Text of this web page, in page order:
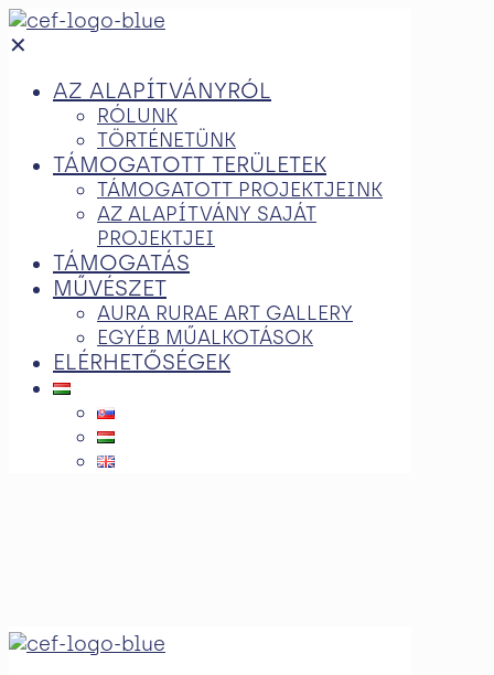
✕
AZ ALAPÍTVÁNYRÓL
RÓLUNK
TÖRTÉNETÜNK
TÁMOGATOTT TERÜLETEK
TÁMOGATOTT PROJEKTJEINK
AZ ALAPÍTVÁNY SAJÁT
PROJEKTJEI
TÁMOGATÁS
MŰVÉSZET
AURA RURAE ART GALLERY
EGYÉB MŰALKOTÁSOK
ELÉRHETŐSÉGEK